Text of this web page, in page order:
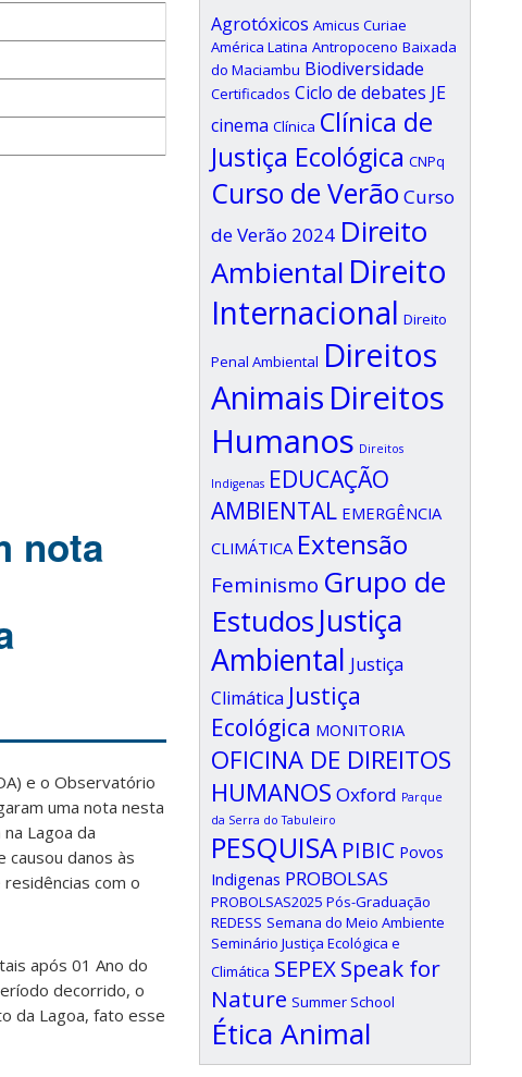
nota
e o Observatório
uma nota nesta
Lagoa da
causou danos às
com o
após 01 Ano do
decorrido, o
da Lagoa, fato esse
Agrotóxicos Amicus Curiae
América Latina Antropoceno Baixada
do Maciambu Biodiversidade
Certificados Ciclo de debates JE
cinema Clínica Clínica de
Justiça Ecológica CNPq
Curso de Verão Curso
de Verão 2024 Direito
Ambiental Direito
Internacional Direito
Penal Ambiental Direitos
Animais Direitos
Humanos Direitos
Indigenas EDUCAÇÃO
AMBIENTAL EMERGÊNCIA
CLIMÁTICA Extensão
Feminismo Grupo de
EstudosJustiça
Ambiental Justiça
Climática Justiça
Ecológica MONITORIA
OFICINA DE DIREITOS
HUMANOS Oxford Parque
da Serra do Tabuleiro
PESQUISA PIBIC Povos
Indigenas PROBOLSAS
PROBOLSAS2025 Pós-Graduação
REDESS Semana do Meio Ambiente
Seminário Justiça Ecológica e
Climática SEPEXSpeak for
Nature Summer School
Ética Animal